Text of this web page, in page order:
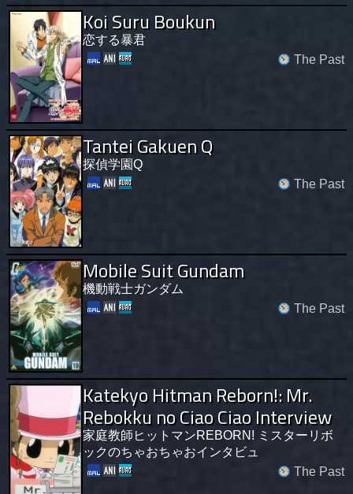
Koi Suru Boukun
恋する暴君
The Past
Tantei Gakuen Q
探偵学園Q
The Past
Mobile Suit Gundam
機動戦士ガンダム
The Past
Katekyo Hitman Reborn!: Mr.
Rebokku no Ciao Ciao Interview
家庭教師ヒットマンREBORN! ミスターリボ
ックのちゃおちゃおインタビュ
The Past